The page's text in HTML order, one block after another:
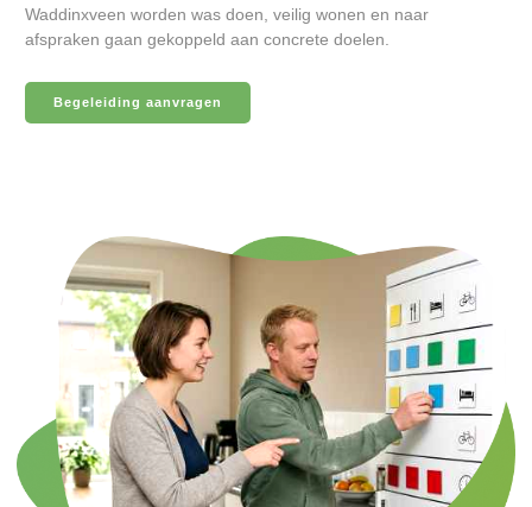
Waddinxveen worden was doen, veilig wonen en naar
afspraken gaan gekoppeld aan concrete doelen.
Begeleiding aanvragen